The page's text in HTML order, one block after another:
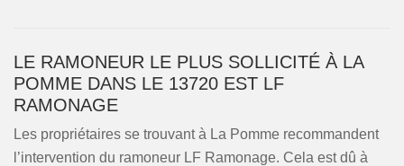
LE RAMONEUR LE PLUS SOLLICITÉ À LA
POMME DANS LE 13720 EST LF
RAMONAGE
Les propriétaires se trouvant à La Pomme recommandent
l’intervention du ramoneur LF Ramonage. Cela est dû à